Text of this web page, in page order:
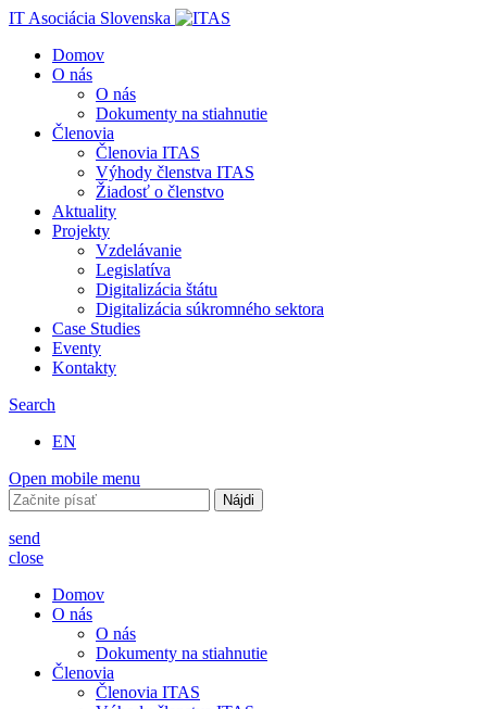
IT Asociácia Slovenska
Domov
O nás
O nás
Dokumenty na stiahnutie
Členovia
Členovia ITAS
Výhody členstva ITAS
Žiadosť o členstvo
Aktuality
Projekty
Vzdelávanie
Legislatíva
Digitalizácia štátu
Digitalizácia súkromného sektora
Case Studies
Eventy
Kontakty
Search
EN
Open mobile menu
Hľadať:
send
close
Domov
O nás
O nás
Dokumenty na stiahnutie
Členovia
Členovia ITAS